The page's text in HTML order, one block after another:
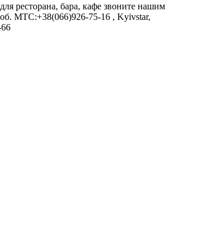
ресторана, бара, кафе звоните нашим
МТС:+38(066)926-75-16 , Kyivstar,